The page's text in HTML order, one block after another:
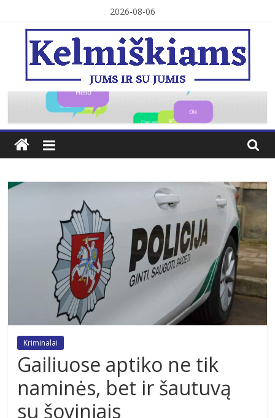
content
2026-08-06
Kelmiškiams
Kriminalai
Gailiuose aptiko ne tik
naminės, bet ir šautuvą
su šoviniais